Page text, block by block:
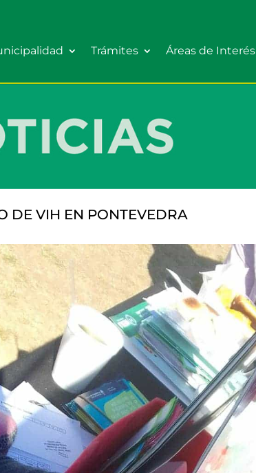
Trámites Áreas de Interés
DE VIH EN PONTEVEDRA